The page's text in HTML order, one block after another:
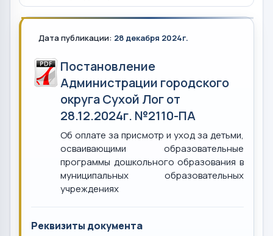
Дата публикации: 28 декабря 2024г.
Постановление
Администрации городского
округа Сухой Лог от
28.12.2024г. №2110-ПА
Об оплате за присмотр и уход за детьми,
осваивающими образовательные
программы дошкольного образования в
муниципальных образовательных
учреждениях
Реквизиты документа